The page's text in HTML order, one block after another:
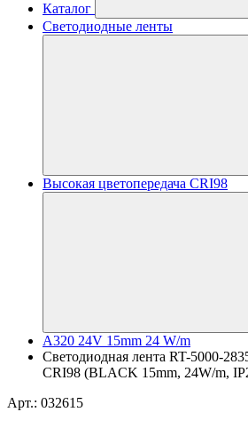
Каталог
Светодиодные ленты
Высокая цветопередача CRI98
A320 24V 15mm 24 W/m
Светодиодная лента RT-5000-
CRI98 (BLACK 15mm, 24W/m,
Арт.: 032615